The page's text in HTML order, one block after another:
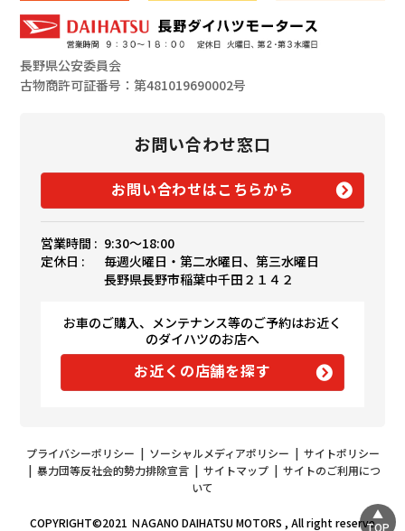
長野県公安委員会
古物商許可証番号：第481019690002号
お問い合わせ窓口
お問い合わせはこちらから
営業時間 : 9:30〜18:00
定休日 :
毎週火曜日・第二水曜日、第三水曜日
長野県長野市稲葉中千田２１４２
お車のご購入、メンテナンス等のご予約はお近く
のダイハツのお店へ
お近くの店舗を探す
プライバシーポリシー | ソーシャルメディアポリシー | サイトポリシー
| 暴力団等反社会的勢力排除宣言| サイトマップ| サイトのご利用につ
いて
COPYRIGHT©2021 ＮAGANO DAIHATSU MOTORS , All right reserveTOP